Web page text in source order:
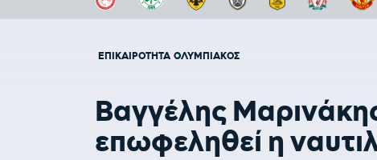
ΕΠΙΚΑΙΡΟΤΗΤΑ ΟΛΥΜΠΙΑΚΟΣ
Βαγγέλης
επωφεληθεί η